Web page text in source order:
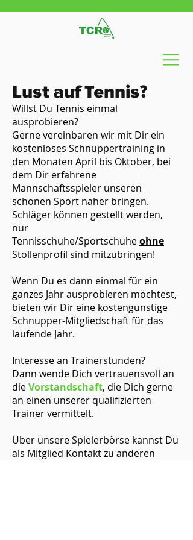
Lust auf Tennis?
Willst Du Tennis einmal
ausprobieren?
Gerne vereinbaren wir mit Dir ein
kostenloses Schnuppertraining in
den Monaten April bis Oktober, bei
dem Dir erfahrene
Mannschaftsspieler unseren
schönen Sport näher bringen.
Schläger können gestellt werden,
nur
Tennisschuhe/Sportschuheohne
Stollenprofil sind mitzubringen!
Wenn Du es dann einmal für ein
ganzes Jahr ausprobieren möchtest,
bieten wir Dir eine kostengünstige
Schnupper-Mitgliedschaft für das
laufende Jahr.
Interesse an Trainerstunden?
Dann wende Dich vertrauensvoll an
dieVorstandschaft, die Dich gerne
an einen unserer qualifizierten
Trainer vermittelt.
Über unsere Spielerbörse kannst Du
als Mitglied Kontakt zu anderen